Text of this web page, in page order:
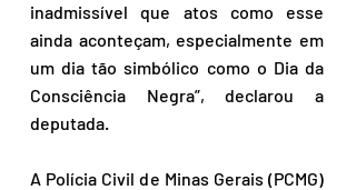
inadmissível que atos como esse
ainda aconteçam, especialmente em
um dia tão simbólico como o Dia da
Consciência Negra”, declarou a
deputada.
A Polícia Civil de Minas Gerais (PCMG)